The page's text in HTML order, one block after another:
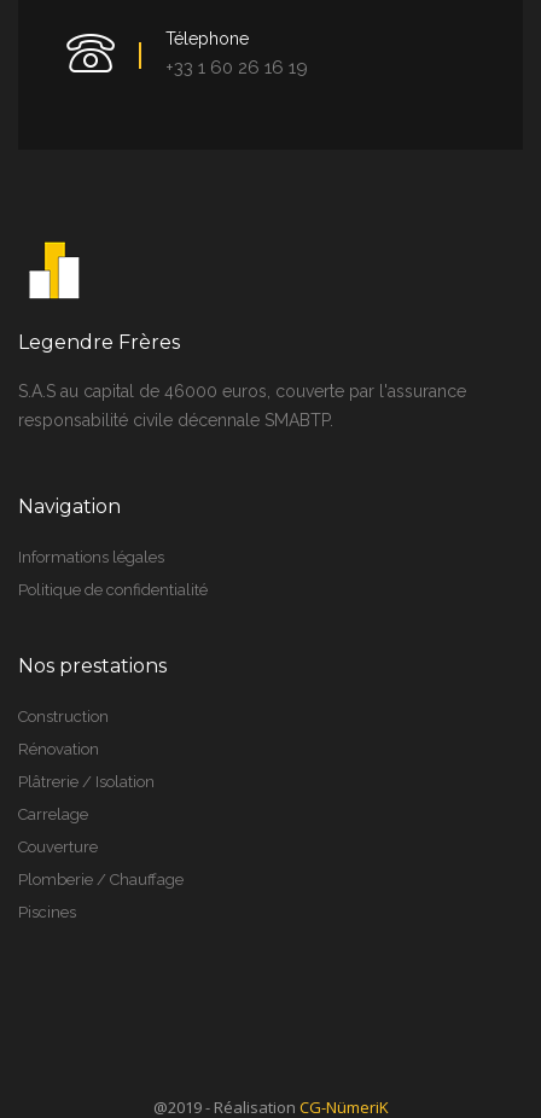
Télephone
+33 1 60 26 16 19
Legendre Frères
S.A.S au capital de 46000 euros, couverte par l'assurance
responsabilité civile décennale SMABTP.
Navigation
Informations légales
Politique de confidentialité
Nos prestations
Construction
Rénovation
Plâtrerie / Isolation
Carrelage
Couverture
Plomberie / Chauffage
Piscines
@2019 - Réalisation CG-NümeriK